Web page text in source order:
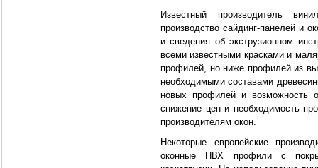
Известный производитель
производство сайдинг-панелей и
и сведения об экструзионном
всеми известными красками и
профилей, но ниже профилей из
необходимыми составами
новых профилей и возможность
снижение цен и необходимость
производителям окон.
Некоторые европейские
оконные ПВХ профили с